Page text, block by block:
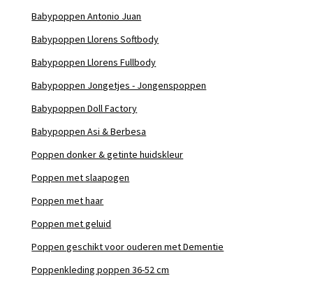
Babypoppen Antonio Juan
Babypoppen Llorens Softbody
Babypoppen Llorens Fullbody
Babypoppen Jongetjes - Jongenspoppen
Babypoppen Doll Factory
Babypoppen Asi & Berbesa
Poppen donker & getinte huidskleur
Poppen met slaapogen
Poppen met haar
Poppen met geluid
Poppen geschikt voor ouderen met Dementie
Poppenkleding poppen 36-52 cm